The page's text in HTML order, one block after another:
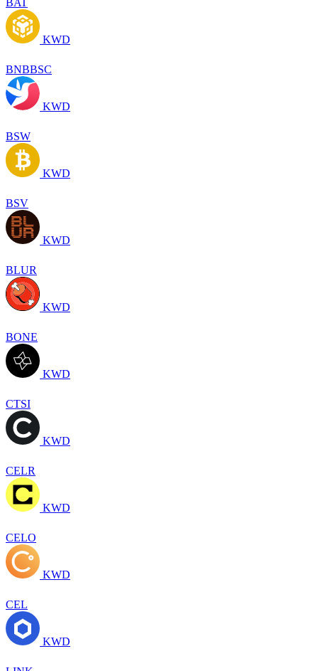
KWD
BNBBSC
KWD
BSW
KWD
BSV
KWD
BLUR
KWD
BONE
KWD
CTSI
KWD
CELR
KWD
CELO
KWD
CEL
KWD